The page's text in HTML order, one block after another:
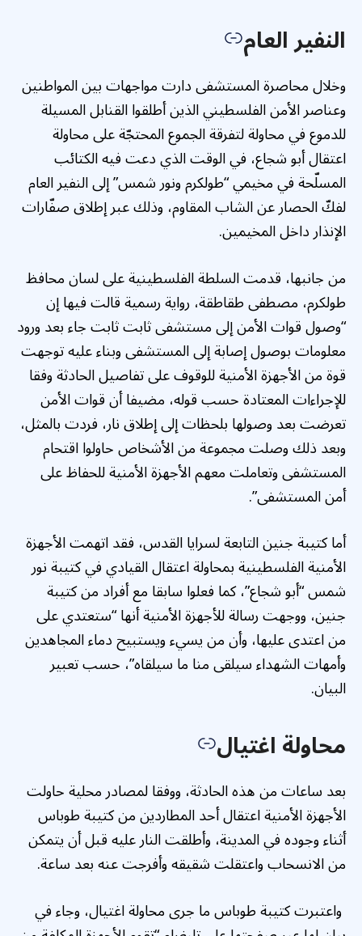
النفير العام
وخلال محاصرة المستشفى دارت مواجهات بين المواطنين
وعناصر الأمن الفلسطيني الذين أطلقوا القنابل المسيلة
للدموع في محاولة لتفرقة الجموع المحتجّة على محاولة
اعتقال أبو شجاع، في الوقت الذي دعت فيه الكتائب
المسلّحة في مخيمي “طولكرم ونور شمس” إلى النفير العام
لفكّ الحصار عن الشاب المقاوم، وذلك عبر إطلاق صفّارات
الإنذار داخل المخيمين.
من جانبها، قدمت السلطة الفلسطينية على لسان محافظ
طولكرم، مصطفى طقاطقة، رواية رسمية قالت فيها إن
“وصول قوات الأمن إلى مستشفى ثابت ثابت جاء بعد ورود
معلومات بوصول إصابة إلى المستشفى وبناء عليه توجهت
قوة من الأجهزة الأمنية للوقوف على تفاصيل الحادثة وفقا
للإجراءات المعتادة حسب قوله، مضيفا أن قوات الأمن
تعرضت بعد وصولها بلحظات إلى إطلاق نار، فردت بالمثل،
وبعد ذلك وصلت مجموعة من الأشخاص حاولوا اقتحام
المستشفى وتعاملت معهم الأجهزة الأمنية للحفاظ على
أمن المستشفى”.
أما كتيبة جنين التابعة لسرايا القدس، فقد اتهمت الأجهزة
الأمنية الفلسطينية بمحاولة اعتقال القيادي في كتيبة نور
شمس “أبو شجاع”، كما فعلوا سابقا مع أفراد من كتيبة
جنين، ووجهت رسالة للأجهزة الأمنية أنها “ستعتدي على
من اعتدى عليها، وأن من يسيء ويستبيح دماء المجاهدين
وأمهات الشهداء سيلقى منا ما سيلقاه”، حسب تعبير
البيان.
محاولة اغتيال
بعد ساعات من هذه الحادثة، ووفقا لمصادر محلية حاولت
الأجهزة الأمنية اعتقال أحد المطاردين من كتيبة طوباس
أثناء وجوده في المدينة، وأطلقت النار عليه قبل أن يتمكن
من الانسحاب واعتقلت شقيقه وأفرجت عنه بعد ساعة.
واعتبرت كتيبة طوباس ما جرى محاولة اغتيال، وجاء في